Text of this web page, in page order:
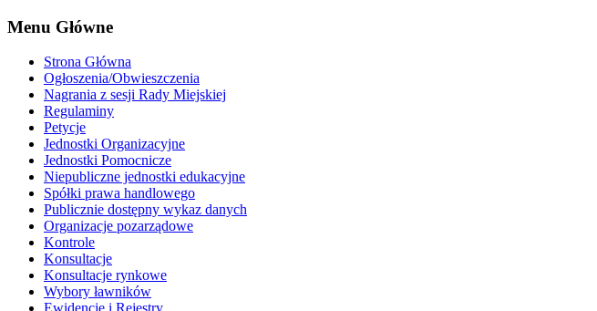
Menu Główne
Strona Główna
Ogłoszenia/Obwieszczenia
Nagrania z sesji Rady Miejskiej
Regulaminy
Petycje
Jednostki Organizacyjne
Jednostki Pomocnicze
Niepubliczne jednostki edukacyjne
Spółki prawa handlowego
Publicznie dostępny wykaz danych
Organizacje pozarządowe
Kontrole
Konsultacje
Konsultacje rynkowe
Wybory ławników